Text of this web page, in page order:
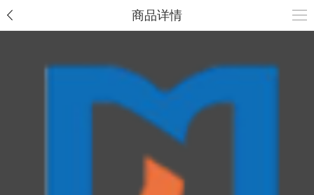
商品详情